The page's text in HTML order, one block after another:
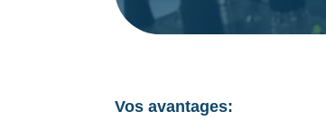
Vos avantages: